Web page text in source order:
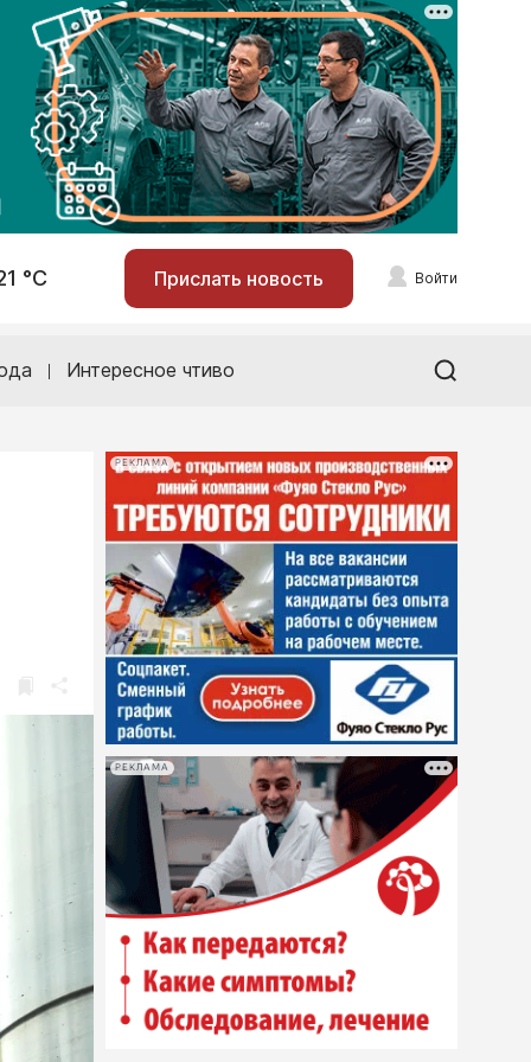
°С Прислать новость Войти
Интересное чтиво
РЕКЛАМА
РЕКЛАМА